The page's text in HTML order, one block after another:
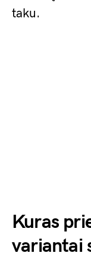
taku.
Kuras
variantai